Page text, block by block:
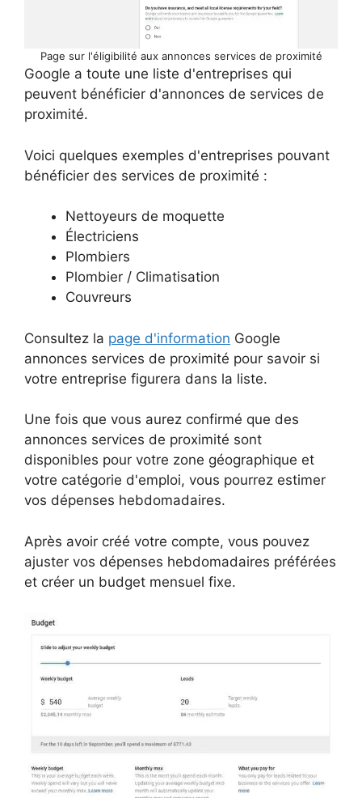
Page sur l'éligibilité aux annonces services de proximité
Google a toute une liste d'entreprises qui
peuvent bénéficier d'annonces de services de
proximité.
Voici quelques exemples d'entreprises pouvant
bénéficier des services de proximité :
Nettoyeurs de moquette
Électriciens
Plombiers
Plombier / Climatisation
Couvreurs
Consultez la page d'information Google
annonces services de proximité pour savoir si
votre entreprise figurera dans la liste.
Une fois que vous aurez confirmé que des
annonces services de proximité sont
disponibles pour votre zone géographique et
votre catégorie d'emploi, vous pourrez estimer
vos dépenses hebdomadaires.
Après avoir créé votre compte, vous pouvez
ajuster vos dépenses hebdomadaires préférées
et créer un budget mensuel fixe.